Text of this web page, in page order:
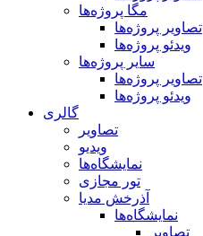
مگا پروژه‌ها
تصاویر پروژه‌ها
ویدئو پروژه‌ها
سایر پروژه‌ها
تصاویر پروژه‌ها
ویدئو پروژه‌ها
گالری
تصاویر
ویدیو
نمایشگاه‌ها
تور مجازی
آذرخش مدیا
نمایشگاه‌ها
تصاویر